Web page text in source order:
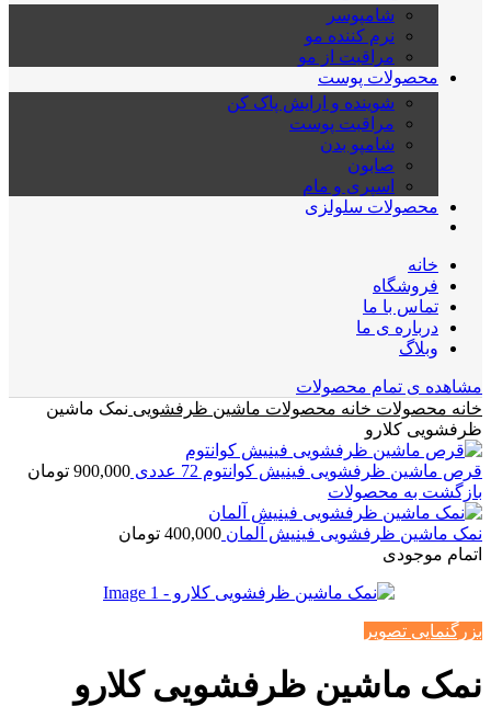
شامپوسر
نرم کننده مو
مراقبت از مو
محصولات پوست
شوینده و ارایش پاک کن
مراقبت پوست
شامپو بدن
صابون
اسپری و مام
محصولات سلولزی
خانه
فروشگاه
تماس با ما
درباره ی ما
وبلاگ
مشاهده ی تمام محصولات
خانه محصولات خانه محصولات ماشین ظرفشویی نمک ماشین
ظرفشویی کلارو
قرص ماشین ظرفشویی فینیش کوانتوم 72 عددی 900,000 تومان
بازگشت به محصولات
نمک ماشین ظرفشویی فینیش آلمان 400,000 تومان
اتمام موجودی
بزرگنمایی تصویر
نمک ماشین ظرفشویی کلارو